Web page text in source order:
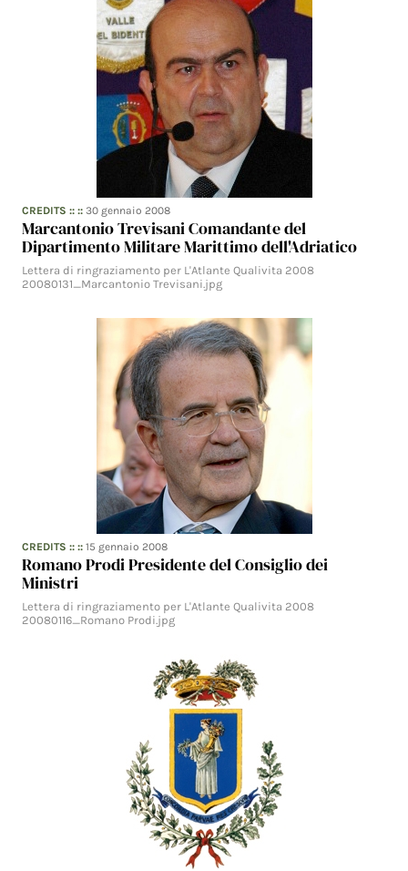
CREDITS :: ::30 gennaio 2008
Marcantonio Trevisani Comandante del
Dipartimento Militare Marittimo dell'Adriatico
Lettera di ringraziamento per L'Atlante Qualivita 2008
20080131_Marcantonio Trevisani.jpg
CREDITS :: ::15 gennaio 2008
Romano Prodi Presidente del Consiglio dei
Ministri
Lettera di ringraziamento per L'Atlante Qualivita 2008
20080116_Romano Prodi.jpg